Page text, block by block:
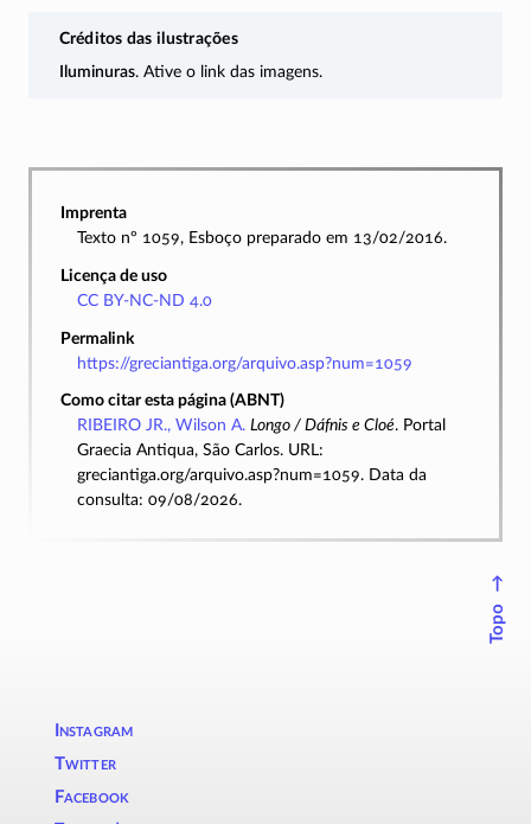
Créditos das ilustrações
Iluminuras. Ative o link das imagens.
Imprenta
Texto nº 1059, Esboço preparado em 13/02/2016.
Licença de uso
CC BY-NC-ND 4.0
Permalink
https://greciantiga.org/arquivo.asp?num=1059
Como citar esta página (ABNT)
RIBEIRO JR., Wilson A. Longo / Dáfnis e Cloé. Portal
Graecia Antiqua, São Carlos. URL:
greciantiga.org/arquivo.asp?num=1059. Data da
consulta: 09/08/2026.
↑
Topo
Instagram
Twitter
Facebook